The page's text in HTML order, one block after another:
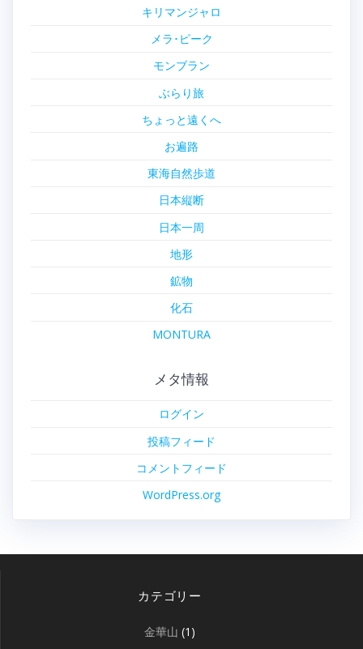
キリマンジャロ
メラ･ピーク
モンブラン
ぶらり旅
ちょっと遠くへ
お遍路
東海自然歩道
日本縦断
日本一周
地形
鉱物
化石
MONTURA
メタ情報
ログイン
投稿フィード
コメントフィード
WordPress.org
カテゴリー
金華山 (1)